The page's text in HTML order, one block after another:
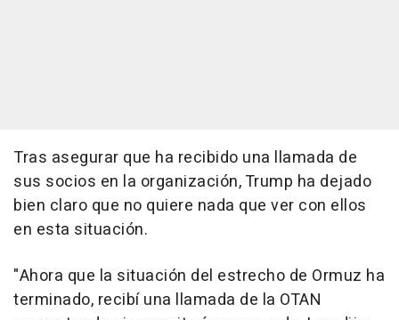
Tras asegurar que ha recibido una llamada de
sus socios en la organización, Trump ha dejado
bien claro que no quiere nada que ver con ellos
en esta situación.
"Ahora que la situación del estrecho de Ormuz ha
terminado, recibí una llamada de la OTAN